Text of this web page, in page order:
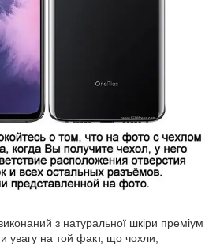
з натуральної шкіри преміум
увагу на той факт, що чохли,